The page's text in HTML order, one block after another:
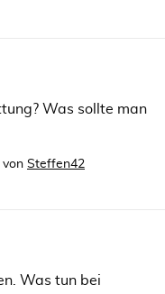
Was sollte man
von Steffen42
Was tun bei